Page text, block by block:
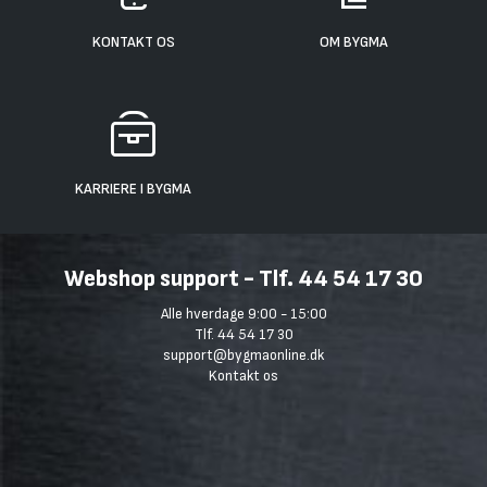
KONTAKT OS OM BYGMA
KARRIERE I BYGMA
Webshop support - Tlf. 44 54 17 30
Alle hverdage 9:00 - 15:00
Tlf. 44 54 17 30
support@bygmaonline.dk
Kontakt os